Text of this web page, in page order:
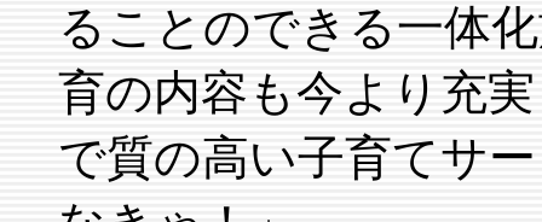
ることのできる一体
育の内容も今より充
で質の高い子育てサ